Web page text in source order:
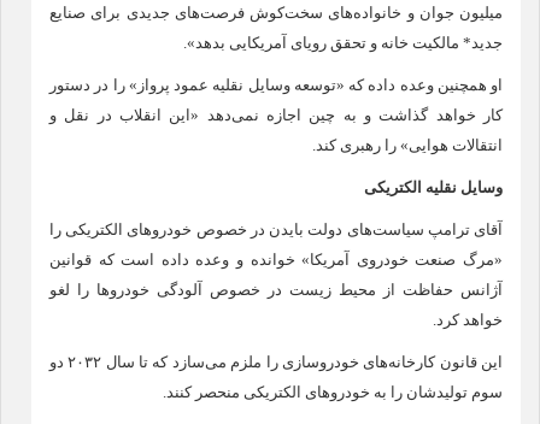
میلیون جوان و خانواده‌های سخت‌کوش فرصت‌های جدیدی برای صنایع
جدید* مالکیت خانه و تحقق رویای آمریکایی بدهد».
او همچنین وعده داده که «توسعه وسایل نقلیه عمود پرواز» را در دستور
کار خواهد گذاشت و به چین اجازه نمی‌دهد «این انقلاب در نقل و
انتقالات هوایی» را رهبری کند.
وسایل نقلیه الکتریکی
آقای ترامپ سیاست‌های دولت بایدن در خصوص خودرو‌های الکتریکی را
«مرگ صنعت خودروی آمریکا» خوانده و وعده داده است که قوانین
آژانس حفاظت از محیط زیست در خصوص آلودگی خودرو‌ها را لغو
خواهد کرد.
این قانون کارخانه‌های خودروسازی را ملزم می‌سازد که تا سال ۲۰۳۲ دو
سوم تولیدشان را به خودرو‌های الکتریکی منحصر کنند.